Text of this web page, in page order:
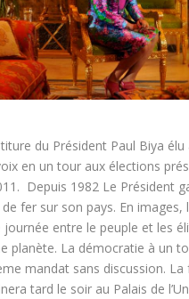
du Président Paul Biya élu
en un tour aux élections
Depuis 1982 Le Président
fer sur son pays. En images,
journée entre le peuple et les
planète. La démocratie à un
mandat sans discussion. La
tard le soir au Palais de